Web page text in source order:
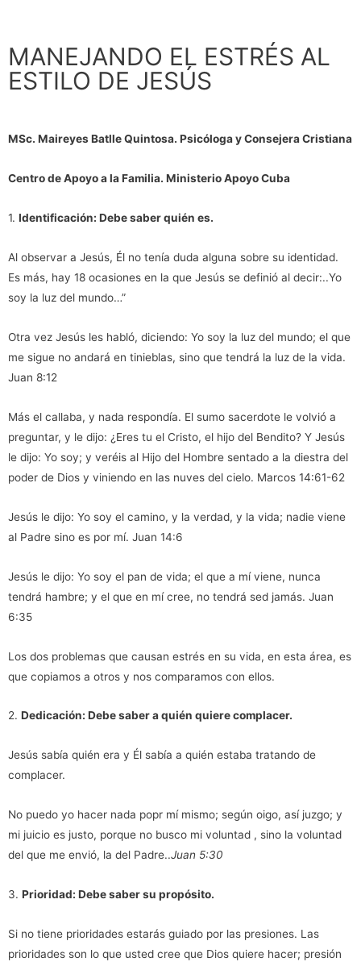
MANEJANDO EL ESTRÉS AL
ESTILO DE JESÚS
MSc. Maireyes Batlle Quintosa. Psicóloga y Consejera Cristiana
Centro de Apoyo a la Familia. Ministerio Apoyo Cuba
1. Identificación: Debe saber quién es.
Al observar a Jesús, Él no tenía duda alguna sobre su identidad.
Es más, hay 18 ocasiones en la que Jesús se definió al decir:..Yo
soy la luz del mundo…”
Otra vez Jesús les habló, diciendo: Yo soy la luz del mundo; el que
me sigue no andará en tinieblas, sino que tendrá la luz de la vida.
Juan 8:12
Más el callaba, y nada respondía. El sumo sacerdote le volvió a
preguntar, y le dijo: ¿Eres tu el Cristo, el hijo del Bendito? Y Jesús
le dijo: Yo soy; y veréis al Hijo del Hombre sentado a la diestra del
poder de Dios y viniendo en las nuves del cielo. Marcos 14:61-62
Jesús le dijo: Yo soy el camino, y la verdad, y la vida; nadie viene
al Padre sino es por mí. Juan 14:6
Jesús le dijo: Yo soy el pan de vida; el que a mí viene, nunca
tendrá hambre; y el que en mí cree, no tendrá sed jamás. Juan
6:35
Los dos problemas que causan estrés en su vida, en esta área, es
que copiamos a otros y nos comparamos con ellos.
2. Dedicación: Debe saber a quién quiere complacer.
Jesús sabía quién era y Él sabía a quién estaba tratando de
complacer.
No puedo yo hacer nada popr mí mismo; según oigo, así juzgo; y
mi juicio es justo, porque no busco mi voluntad , sino la voluntad
del que me envió, la del Padre..Juan 5:30
3. Prioridad: Debe saber su propósito.
Si no tiene prioridades estarás guiado por las presiones. Las
prioridades son lo que usted cree que Dios quiere hacer; presión